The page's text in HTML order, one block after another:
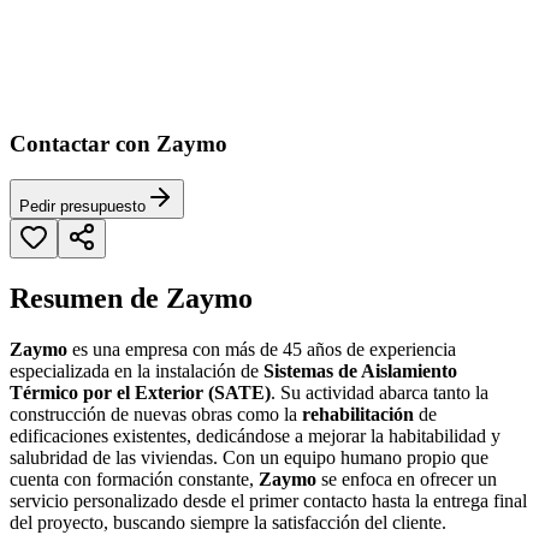
Contactar con Zaymo
Pedir presupuesto
Resumen de Zaymo
Zaymo es una empresa con más de 45 años de experiencia
especializada en la instalación de Sistemas de Aislamiento
Térmico por el Exterior (SATE). Su actividad abarca tanto la
construcción de nuevas obras como la rehabilitación de
edificaciones existentes, dedicándose a mejorar la habitabilidad y
salubridad de las viviendas. Con un equipo humano propio que
cuenta con formación constante, Zaymo se enfoca en ofrecer un
servicio personalizado desde el primer contacto hasta la entrega final
del proyecto, buscando siempre la satisfacción del cliente.